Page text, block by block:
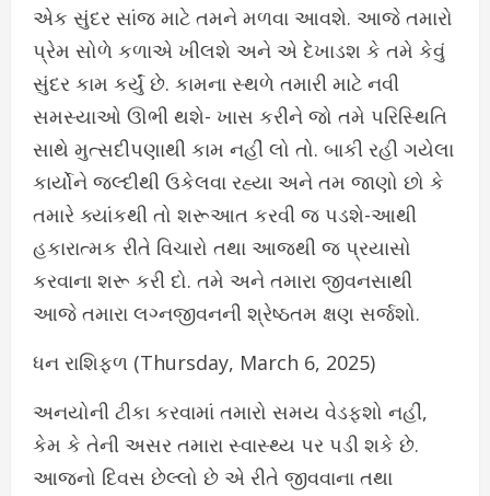
એક સુંદર સાંજ માટે તમને મળવા આવશે. આજે તમારો
પ્રેમ સોળે કળાએ ખીલશે અને એ દેખાડશ કે તમે કેવું
સુંદર કામ કર્યું છે. કામના સ્થળે તમારી માટે નવી
સમસ્યાઓ ઊભી થશે- ખાસ કરીને જો તમે પરિસ્થિતિ
સાથે મુત્સદીપણાથી કામ નહીં લો તો. બાકી રહી ગયેલા
કાર્યોને જલ્દીથી ઉકેલવા રહ્યા અને તમ જાણો છો કે
તમારે ક્યાંકથી તો શરૂઆત કરવી જ પડશે-આથી
હકારાત્મક રીતે વિચારો તથા આજથી જ પ્રયાસો
કરવાના શરૂ કરી દો. તમે અને તમારા જીવનસાથી
આજે તમારા લગ્નજીવનની શ્રેષ્ઠતમ ક્ષણ સર્જશો.
ધન રાશિફળ (Thursday, March 6, 2025)
અનયોની ટીકા કરવામાં તમારો સમય વેડફશો નહીં,
કેમ કે તેની અસર તમારા સ્વાસ્થ્ય પર પડી શકે છે.
આજનો દિવસ છેલ્લો છે એ રીતે જીવવાના તથા